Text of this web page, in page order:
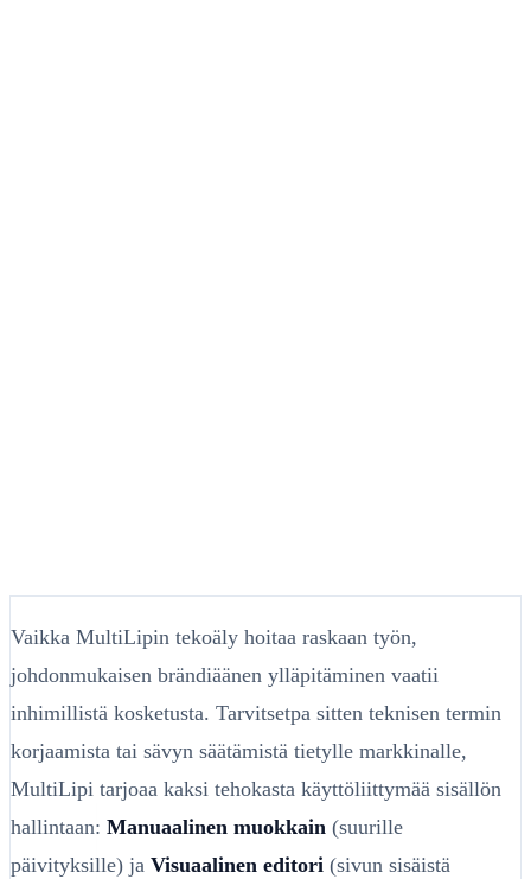
Vaikka MultiLipin tekoäly hoitaa raskaan työn,
johdonmukaisen brändiäänen ylläpitäminen vaatii
inhimillistä kosketusta. Tarvitsetpa sitten teknisen termin
korjaamista tai sävyn säätämistä tietylle markkinalle,
MultiLipi tarjoaa kaksi tehokasta käyttöliittymää sisällön
hallintaan: Manuaalinen muokkain (suurille
päivityksille) ja Visuaalinen editori (sivun sisäistä